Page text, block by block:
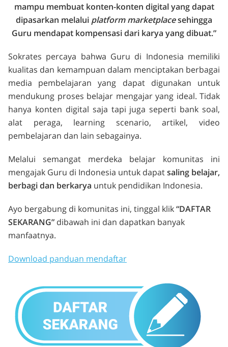
mampu membuat konten-konten digital yang dapat
dipasarkan melalui platform marketplacesehingga
Guru mendapat kompensasi dari karya yang dibuat.”
Sokrates percaya bahwa Guru di Indonesia memiliki
kualitas dan kemampuan dalam menciptakan berbagai
media pembelajaran yang dapat digunakan untuk
mendukung proses belajar mengajar yang ideal. Tidak
hanya konten digital saja tapi juga seperti bank soal,
alat peraga, learning scenario, artikel, video
pembelajaran dan lain sebagainya.
Melalui semangat merdeka belajar komunitas ini
mengajak Guru di Indonesia untuk dapatsaling belajar,
berbagi dan berkarya untuk pendidikan Indonesia.
Ayo bergabung di komunitas ini, tinggal klik“DAFTAR
SEKARANG” dibawah ini dan dapatkan banyak
manfaatnya.
Download panduan mendaftar